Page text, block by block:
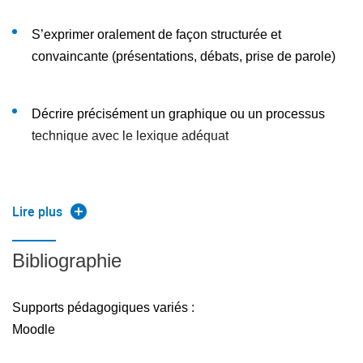
interculturelles dès la fin de la première année.
S’exprimer oralement de façon structurée et
convaincante (présentations, débats, prise de parole)
Décrire précisément un graphique ou un processus
technique avec le lexique adéquat
(presse, vidéos, textes scientifiques vulgarisés)
Renforcer la production écrite dans des formats
résumés, emails)
Lire plus
Bibliographie
Supports pédagogiques variés :
Moodle